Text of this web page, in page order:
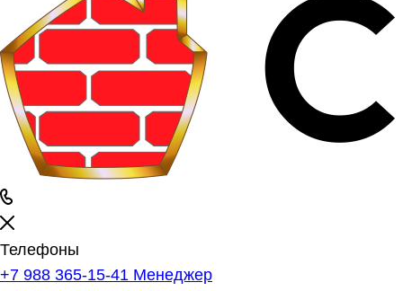
Телефоны
+7 988 365-15-41 Менеджер